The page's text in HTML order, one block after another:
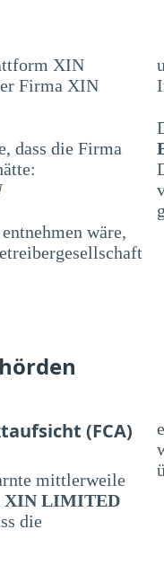
XIN
dass die Firma
wäre,
(FCA)
mittlerweile
XIN LIMITED
die